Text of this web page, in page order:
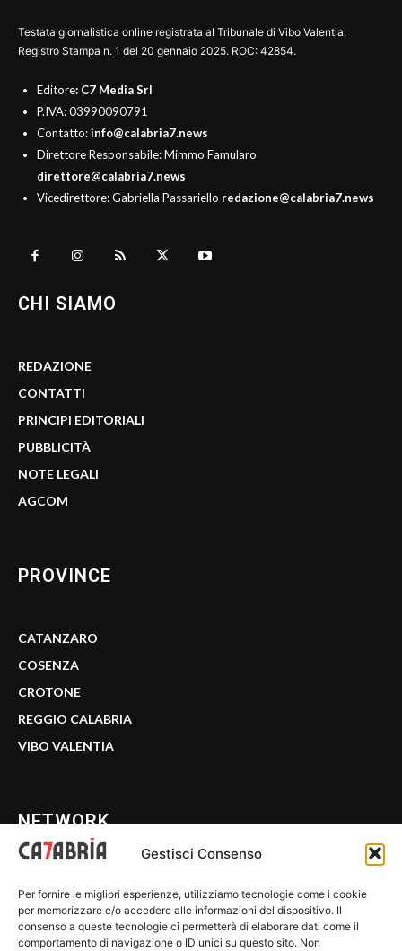
Gestisci Consenso
Per fornire le migliori esperienze, utilizziamo tecnologie come i cookie
per memorizzare e/o accedere alle informazioni del dispositivo. Il
consenso a queste tecnologie ci permetterà di elaborare dati come il
comportamento di navigazione o ID unici su questo sito. Non
Testata giornalistica online registrata al Tribunale di Vibo Valentia.
Registro Stampa n. 1 del 20 gennaio 2025. ROC: 42854.
Editore: C7 Media Srl
P.IVA: 03990090791
Contatto:info@calabria7.news
Direttore Responsabile: Mimmo Famularo
direttore@calabria7.news
Vicedirettore: Gabriella Passariello redazione@calabria7.news
CHI SIAMO
REDAZIONE
CONTATTI
PRINCIPI EDITORIALI
PUBBLICITÀ
NOTE LEGALI
AGCOM
PROVINCE
CATANZARO
COSENZA
CROTONE
REGGIO CALABRIA
VIBO VALENTIA
NETWORK
WE CALABRIA
C7 PLAY